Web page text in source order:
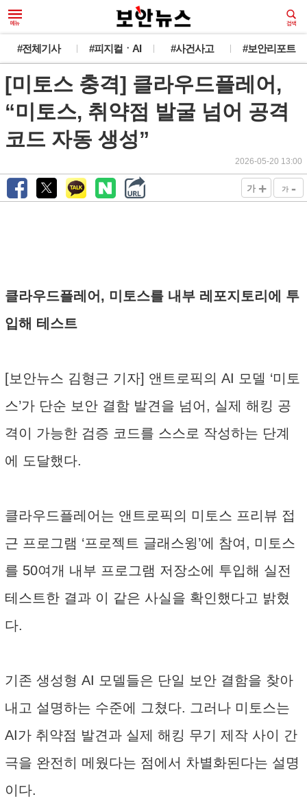
#전체기사 #피지컬ㆍAI #사건사고 #보안리포트
[미토스 충격] 클라우드플레어,
“미토스, 취약점 발굴 넘어 공격
코드 자동 생성”
2026-05-20 13:00
가 + 가 -
클라우드플레어, 미토스를 내부 레포지토리에 투
입해 테스트
[보안뉴스 김형근 기자] 앤트로픽의 AI 모델 ‘미토
스’가 단순 보안 결함 발견을 넘어, 실제 해킹 공
격이 가능한 검증 코드를 스스로 작성하는 단계
에 도달했다.
클라우드플레어는 앤트로픽의 미토스 프리뷰 접
근 프로그램 ‘프로젝트 글래스윙’에 참여, 미토스
를 50여개 내부 프로그램 저장소에 투입해 실전
테스트한 결과 이 같은 사실을 확인했다고 밝혔
다.
기존 생성형 AI 모델들은 단일 보안 결함을 찾아
내고 설명하는 수준에 그쳤다. 그러나 미토스는
AI가 취약점 발견과 실제 해킹 무기 제작 사이 간
극을 완전히 메웠다는 점에서 차별화된다는 설명
이다.